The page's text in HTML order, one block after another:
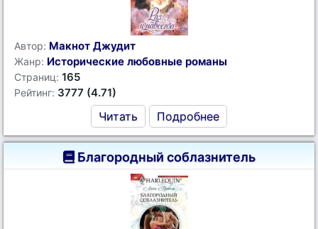
Автор: Макнот Джудит
Жанр: Исторические любовные романы
Страниц: 165
Рейтинг: 3777 (4.71)
Читать Подробнее
Благородный соблазнитель